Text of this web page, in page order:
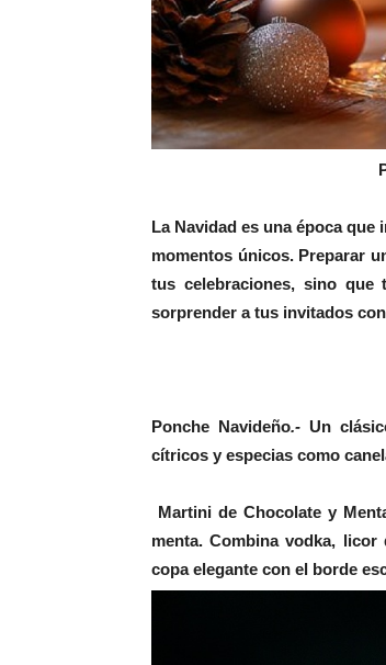
La Navidad es una época
momentos únicos. Preparar
tus celebraciones, sino que
sorprender a tus invitados
Ponche Navideño.- Un
cítricos y especias como
Martini de Chocolate y
menta. Combina vodka,
copa elegante con el borde